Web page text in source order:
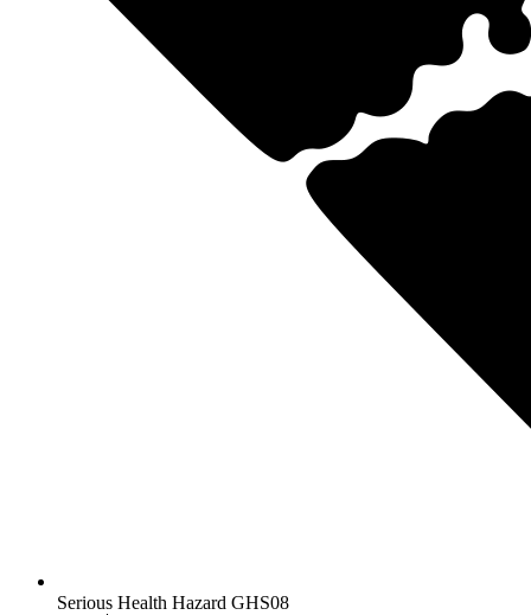
Serious Health Hazard GHS08